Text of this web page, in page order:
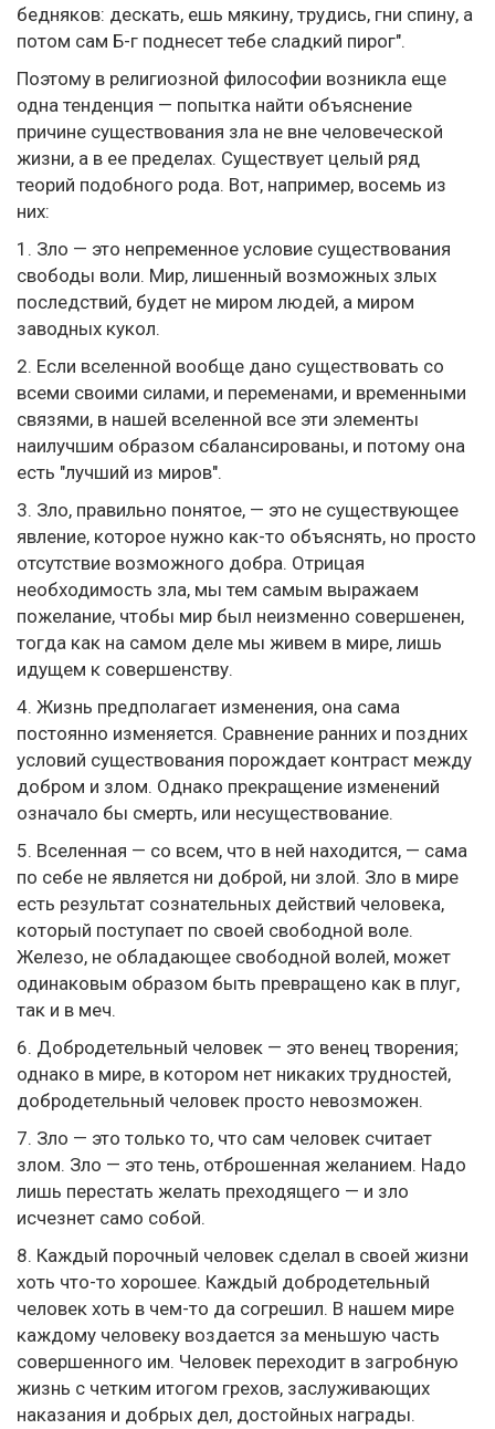
бедняков: дескать, ешь мякину, трудись, гни спину, а
потом сам Б-г поднесет тебе сладкий пирог".
Поэтому в религиозной философии возникла еще
одна тенденция — попытка найти объяснение
причине существования зла не вне человеческой
жизни, а в ее пределах. Существует целый ряд
теорий подобного рода. Вот, например, восемь из
них:
1. Зло — это непременное условие существования
свободы воли. Мир, лишенный возможных злых
последствий, будет не миром людей, а миром
заводных кукол.
2. Если вселенной вообще дано существовать со
всеми своими силами, и переменами, и временными
связями, в нашей вселенной все эти элементы
наилучшим образом сбалансированы, и потому она
есть "лучший из миров".
3. Зло, правильно понятое, — это не существующее
явление, которое нужно как-то объяснять, но просто
отсутствие возможного добра. Отрицая
необходимость зла, мы тем самым выражаем
пожелание, чтобы мир был неизменно совершенен,
тогда как на самом деле мы живем в мире, лишь
идущем к совершенству.
4. Жизнь предполагает изменения, она сама
постоянно изменяется. Сравнение ранних и поздних
условий существования порождает контраст между
добром и злом. Однако прекращение изменений
означало бы смерть, или несуществование.
5. Вселенная — со всем, что в ней находится, — сама
по себе не является ни доброй, ни злой. Зло в мире
есть результат сознательных действий человека,
который поступает по своей свободной воле.
Железо, не обладающее свободной волей, может
одинаковым образом быть превращено как в плуг,
так и в меч.
6. Добродетельный человек — это венец творения;
однако в мире, в котором нет никаких трудностей,
добродетельный человек просто невозможен.
7. Зло — это только то, что сам человек считает
злом. Зло — это тень, отброшенная желанием. Надо
лишь перестать желать преходящего — и зло
исчезнет само собой.
8. Каждый порочный человек сделал в своей жизни
хоть что-то хорошее. Каждый добродетельный
человек хоть в чем-то да согрешил. В нашем мире
каждому человеку воздается за меньшую часть
совершенного им. Человек переходит в загробную
жизнь с четким итогом грехов, заслуживающих
наказания и добрых дел, достойных награды.